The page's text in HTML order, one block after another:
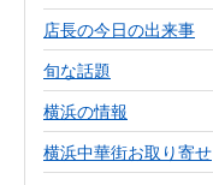
店長の今日の出来事
旬な話題
横浜の情報
横浜中華街お取り寄せ